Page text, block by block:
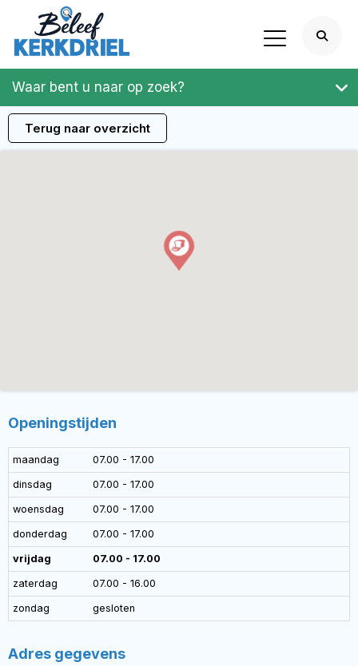
Waar bent u naar op zoek?
Terug naar overzicht
Openingstijden
maandag 07.00 - 17.00
dinsdag 07.00 - 17.00
woensdag 07.00 - 17.00
donderdag 07.00 - 17.00
vrijdag 07.00 - 17.00
zaterdag 07.00 - 16.00
zondag gesloten
Adres gegevens